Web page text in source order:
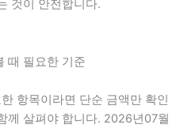
것이 안전합니다.
때 필요한 기준
항목이라면 단순 금액만 확인
께 살펴야 합니다. 2026년07월